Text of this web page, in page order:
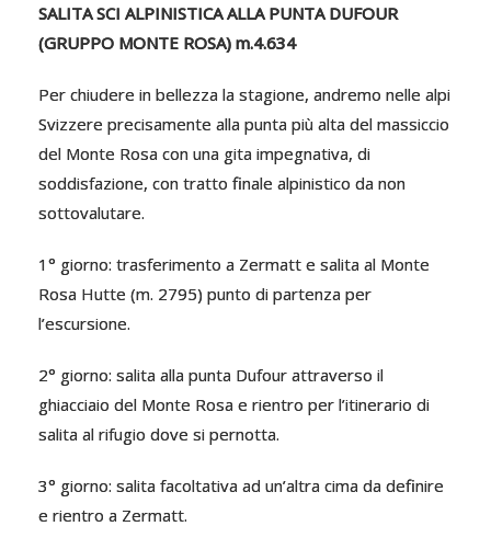
SALITA SCI ALPINISTICA ALLA PUNTA DUFOUR
(GRUPPO MONTE ROSA) m.4.634
Per chiudere in bellezza la stagione, andremo nelle alpi
Svizzere precisamente alla punta più alta del massiccio
del Monte Rosa con una gita impegnativa, di
soddisfazione, con tratto finale alpinistico da non
sottovalutare.
1° giorno: trasferimento a Zermatt e salita al Monte
Rosa Hutte (m. 2795) punto di partenza per
l’escursione.
2° giorno: salita alla punta Dufour attraverso il
ghiacciaio del Monte Rosa e rientro per l’itinerario di
salita al rifugio dove si pernotta.
3° giorno: salita facoltativa ad un’altra cima da definire
e rientro a Zermatt.